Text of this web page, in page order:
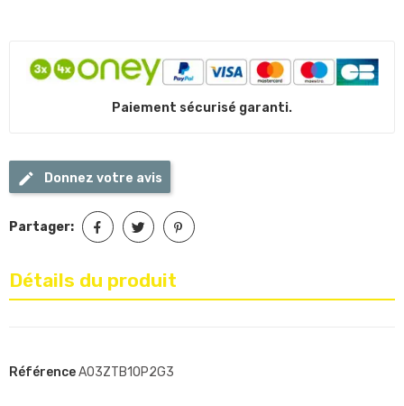
Paiement sécurisé garanti.
Donnez votre avis
Partager:
Détails du produit
RéférenceA03ZTB1OP2G3